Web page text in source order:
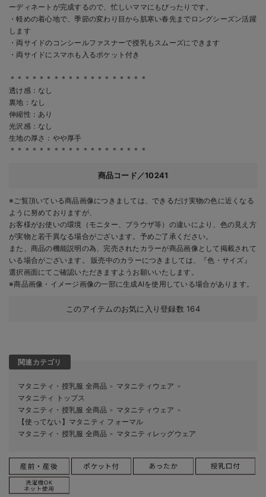
ーディネートが完成するので、忙しいママにもぴったりです。
・軽めの着心地で、季節の変わり目から肌寒い春先までロングシーズン活躍
します
・両サイドのコンシールファスナーで授乳もスムーズにできます
・両サイドにスマホも入るポケット付き
＊＊＊＊＊＊＊＊＊＊＊＊＊＊＊＊＊＊＊
透け感：なし
裏地：なし
伸縮性：あり
光沢感：なし
生地の厚さ：やや厚手
＊＊＊＊＊＊＊＊＊＊＊＊＊＊＊＊＊＊＊
商品コード／10241
※ご覧頂いている商品画像につきましては、できるだけ実物の色に近くなる
ように努めておりますが、
お客様がお使いの環境（モニター、ブラウザ等）の違いにより、色の見え方
が実物と若干異なる場合がございます。予めご了承ください。
また、商品の機能説明の為、完売されたカラーが商品画像として掲載されて
いる場合がございます。 販売中のカラーにつきましては、『色・サイズ』
選択画面にてご確認いただきますようお願いいたします。
※商品画像・イメージ画像の一部に生成AIを使用している場合があります。
このアイテムのお気に入り登録数 164
関連カテゴリ
マタニティ・授乳服 全商品 ＞ マタニティウェア ＞
マタニティ トップス
マタニティ・授乳服 全商品 ＞ マタニティウェア ＞
【使ってない】マタニティ フォーマル
マタニティ・授乳服 全商品 ＞ マタニティレッグウェア